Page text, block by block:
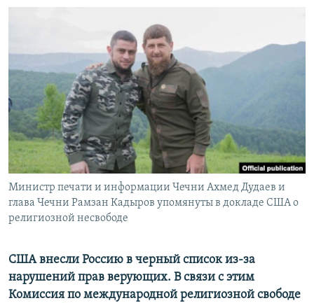
ПОДПИШИТЕСЬ НА РАССЫЛКУ
СОЦИАЛЬНЫЕ СЕТИ
Все сайты РСЕ/РС
Министр печати и информации Чечни Ахмед Дудаев и
глава Чечни Рамзан Кадыров упомянуты в докладе США о
религиозной несвободе
США внесли Россию в черный список из-за
нарушений прав верующих. В связи с этим
Комиссия по международной религиозной свободе